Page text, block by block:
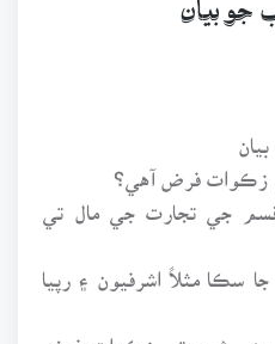
جو بيان
زڪوات فرض آهي؟
جي تجارت جي مال تي
سڪا مثلاً اشرفيون ۽ رپيا
شين تي زڪوات فرض